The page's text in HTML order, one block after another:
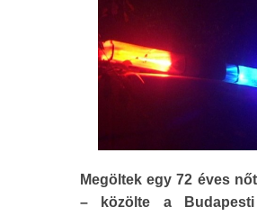
Megöltek egy 72 éves
– közölte a Budapesti